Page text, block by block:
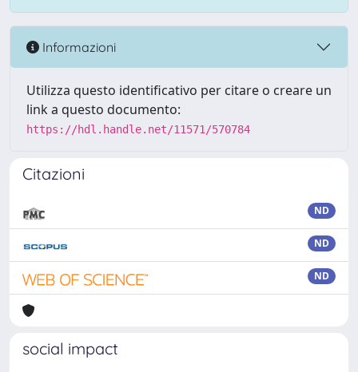
Informazioni
Utilizza questo identificativo per citare o creare un
link a questo documento:
https://hdl.handle.net/11571/570784
Citazioni
ND
ND
ND
social impact